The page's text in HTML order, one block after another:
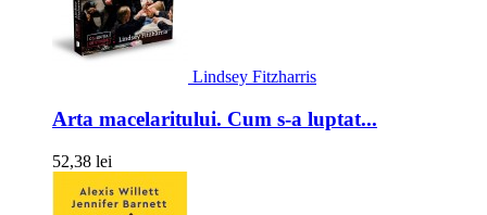
Lindsey Fitzharris
Arta macelaritului. Cum s-a luptat...
52,38 lei